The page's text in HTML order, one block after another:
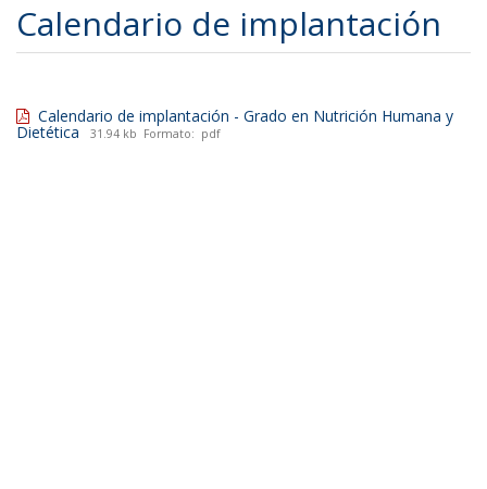
Calendario de implantación
Calendario de implantación - Grado en Nutrición Humana y
Dietética 31.94 kb Formato: pdf